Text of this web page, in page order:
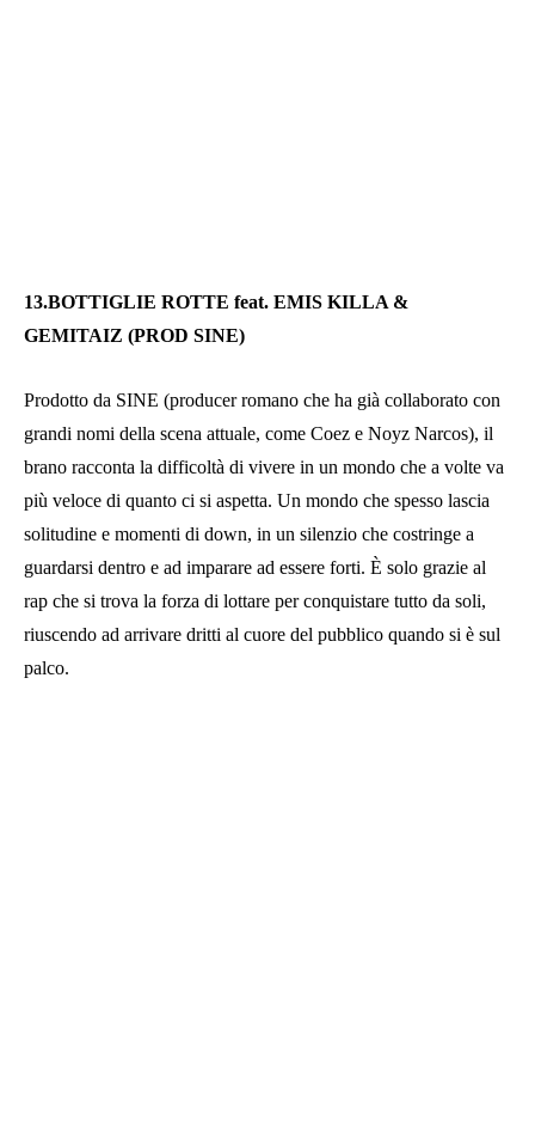
13.BOTTIGLIE ROTTE feat. EMIS KILLA &
GEMITAIZ (PROD SINE)
Prodotto da SINE (producer romano che ha già collaborato con
grandi nomi della scena attuale, come Coez e Noyz Narcos), il
brano racconta la difficoltà di vivere in un mondo che a volte va
più veloce di quanto ci si aspetta. Un mondo che spesso lascia
solitudine e momenti di down, in un silenzio che costringe a
guardarsi dentro e ad imparare ad essere forti. È solo grazie al
rap che si trova la forza di lottare per conquistare tutto da soli,
riuscendo ad arrivare dritti al cuore del pubblico quando si è sul
palco.